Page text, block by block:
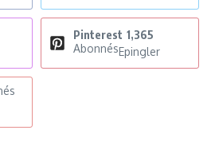
Pinterest 1,365
AbonnésEpingler